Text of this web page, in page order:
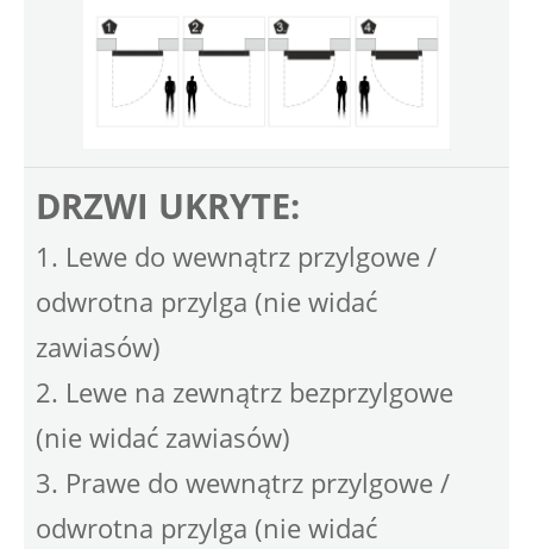
DRZWI UKRYTE:
1. Lewe do wewnątrz przylgowe /
odwrotna przylga (nie widać
zawiasów)
2. Lewe na zewnątrz bezprzylgowe
(nie widać zawiasów)
3. Prawe do wewnątrz przylgowe /
odwrotna przylga (nie widać